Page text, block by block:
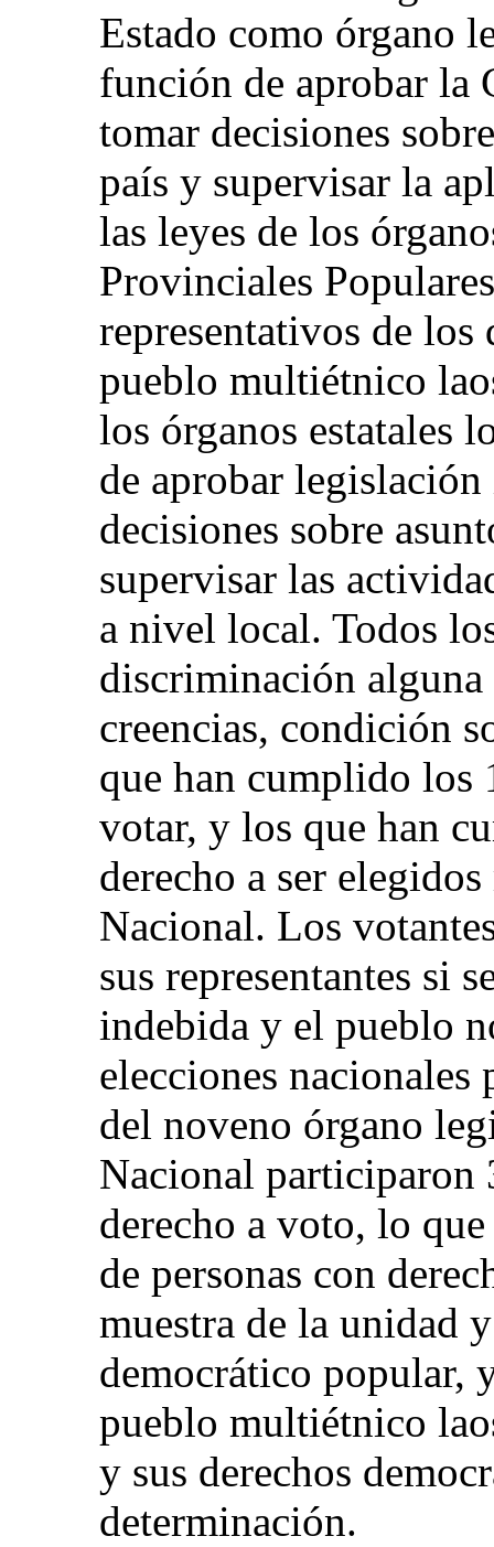
Estado como órgano
función de aprobar la
tomar decisiones
país y supervisar la
las leyes de los
Provinciales
representativos de los
pueblo multiétnico
los órganos estatales
de aprobar
decisiones sobre
supervisar las
a nivel local. Todos
discriminación
creencias, condición
que han cumplido los
votar, y los que han
derecho a ser
Nacional. Los
sus representantes si
indebida y el pueblo
elecciones nacionales
del noveno órgano
Nacional participaron
derecho a voto, lo
de personas con
muestra de la unidad
democrático popular,
pueblo multiétnico
y sus derechos
determinación.